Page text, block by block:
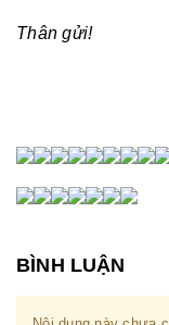
Thân gửi!
BÌNH LUẬN